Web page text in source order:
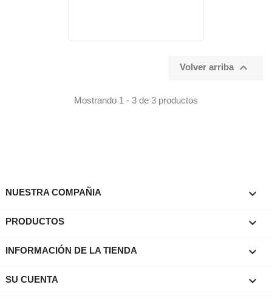
Volver arriba 
Mostrando 1 - 3 de 3 productos
NUESTRA COMPAÑIA 
PRODUCTOS 
INFORMACIÓN DE LA TIENDA keyboard_arrow_down
SU CUENTA 